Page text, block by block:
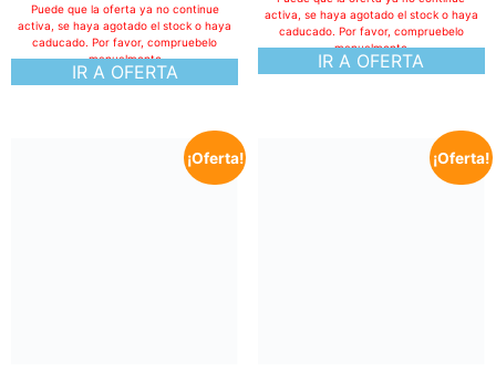
IR A OFERTA
Puede que la oferta ya no continue
activa, se haya agotado el stock o haya
caducado. Por favor, compruebelo
manualmente
IR A OFERTA
activa, se haya agotado el stock o haya
caducado. Por favor, compruebelo
manualmente
¡Oferta!
LuminexDesigns Barra de
¡Oferta!